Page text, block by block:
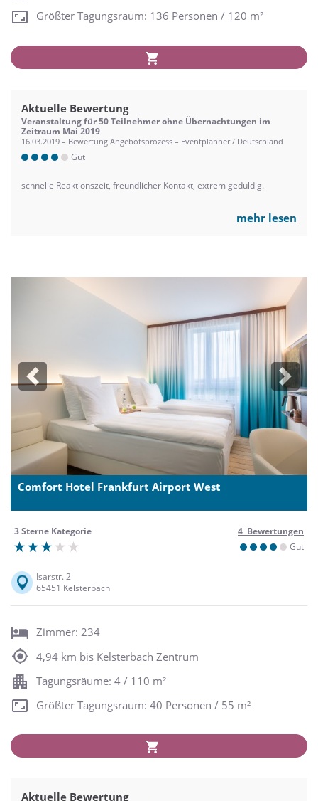
Größter Tagungsraum: 136 Personen / 120 m²
Aktuelle Bewertung
Veranstaltung für 50 Teilnehmer ohne Übernachtungen im
Zeitraum Mai 2019
16.03.2019 – Bewertung Angebotsprozess – Eventplanner / Deutschland
Gut
schnelle Reaktionszeit, freundlicher Kontakt, extrem geduldig.
mehr lesen
Previous Next
Comfort Hotel Frankfurt Airport West
3 Sterne Kategorie
4 Bewertungen
Gut
Isarstr. 2
65451 Kelsterbach
Zimmer: 234
4,94 km bis Kelsterbach Zentrum
Tagungsräume: 4 / 110 m²
Größter Tagungsraum: 40 Personen / 55 m²
Aktuelle Bewertung